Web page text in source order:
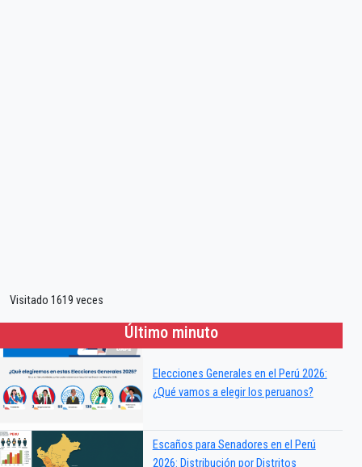
Visitado 1619 veces
Último minuto
Elecciones Generales en el Perú 2026:
¿Qué vamos a elegir los peruanos?
Escaños para Senadores en el Perú
2026: Distribución por Distritos